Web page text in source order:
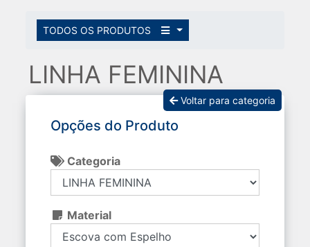
TODOS OS PRODUTOS
LINHA FEMININA
Voltar para categoria
Opções do Produto
Categoria
Material